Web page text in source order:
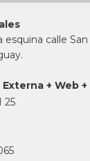
esquina calle San
+ Web
25